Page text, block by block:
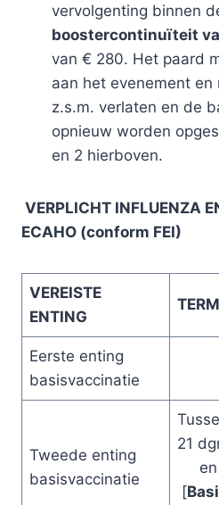
vervolgenting binnen
boostercontinuïteit
van € 280. Het paard
aan het evenement
z.s.m. verlaten en de
opnieuw worden
en 2 hierboven.
VERPLICHT INFLUENZA
ECAHO (conform FEI)
VEREISTE
ENTING
Eerste enting
basisvaccinatie
Tweede enting
basisvaccinatie
21
[